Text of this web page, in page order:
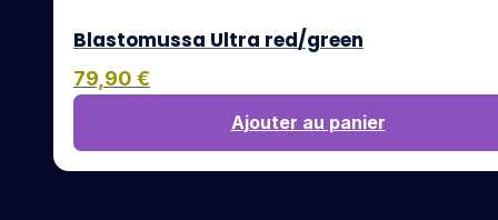
Blastomussa Ultra red/green
79,90 €
Ajouter au panier